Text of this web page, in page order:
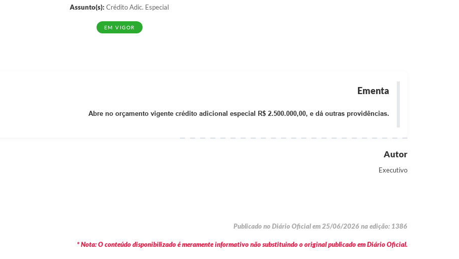
Assunto(s): Crédito Adic. Especial
EM VIGOR
Ementa
Abre no orçamento vigente crédito adicional especial R$ 2.500.000,00, e dá outras providências.
Autor
Executivo
Publicado no Diário Oficial em 25/06/2026 na edição: 1386
* Nota: O conteúdo disponibilizado é meramente informativo não substituindo o original publicado em Diário Oficial.